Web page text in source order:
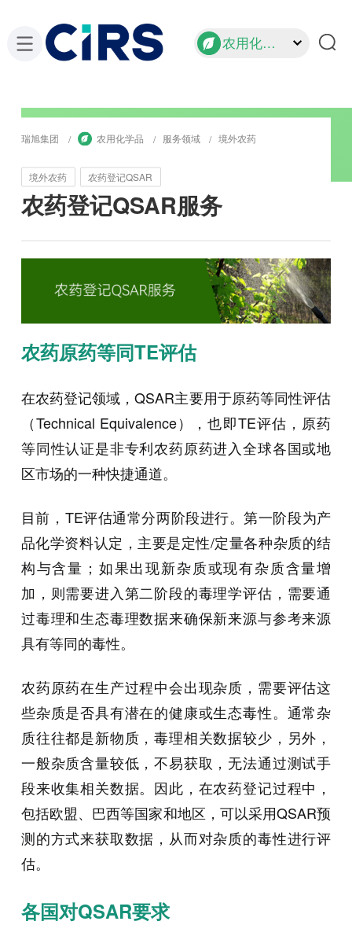
农用化学品
瑞旭集团 农用化学品 服务领域 境外农药
境外农药 农药登记QSAR
农药登记QSAR服务
农药原药等同TE评估
在农药登记领域，QSAR主要用于原药等同性评估
（Technical Equivalence），也即TE评估，原药
等同性认证是非专利农药原药进入全球各国或地
区市场的一种快捷通道。
目前，TE评估通常分两阶段进行。第一阶段为产
品化学资料认定，主要是定性/定量各种杂质的结
构与含量；如果出现新杂质或现有杂质含量增
加，则需要进入第二阶段的毒理学评估，需要通
过毒理和生态毒理数据来确保新来源与参考来源
具有等同的毒性。
农药原药在生产过程中会出现杂质，需要评估这
些杂质是否具有潜在的健康或生态毒性。通常杂
质往往都是新物质，毒理相关数据较少，另外，
一般杂质含量较低，不易获取，无法通过测试手
段来收集相关数据。因此，在农药登记过程中，
包括欧盟、巴西等国家和地区，可以采用QSAR预
测的方式来获取数据，从而对杂质的毒性进行评
估。
各国对QSAR要求